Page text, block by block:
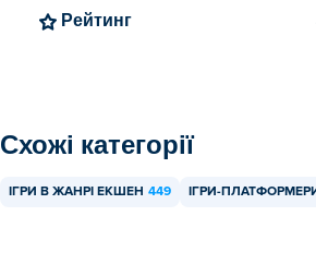
Рейтинг
Схожі категорії
ІГРИ В ЖАНРІ ЕКШЕН 449 ІГРИ-